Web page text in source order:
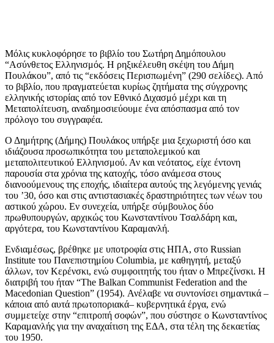
Μόλις κυκλοφόρησε το βιβλίο του Σωτήρη Δημόπουλου
“Ασύνθετος Ελληνισμός. Η ρηξικέλευθη σκέψη του Δήμη
Πουλάκου”, από τις “εκδόσεις Περισπωμένη” (290 σελίδες). Από
το βιβλίο, που πραγματεύεται κυρίως ζητήματα της σύγχρονης
ελληνικής ιστορίας από τον Εθνικό Διχασμό μέχρι και τη
Μεταπολίτευση, αναδημοσιεύουμε ένα απόσπασμα από τον
πρόλογο του συγγραφέα.
Ο Δημήτρης (Δήμης) Πουλάκος υπήρξε μια ξεχωριστή όσο και
ιδιάζουσα προσωπικότητα του μεταπολεμικού και
μεταπολιτευτικού Ελληνισμού. Αν και νεότατος, είχε έντονη
παρουσία στα χρόνια της κατοχής, τόσο ανάμεσα στους
διανοούμενους της εποχής, ιδιαίτερα αυτούς της λεγόμενης γενιάς
του ’30, όσο και στις αντιστασιακές δραστηριότητες των νέων του
αστικού χώρου. Εν συνεχεία, υπήρξε σύμβουλος δύο
πρωθυπουργών, αρχικώς του Κωνσταντίνου Τσαλδάρη και,
αργότερα, του Κωνσταντίνου Καραμανλή.
Ενδιαμέσως, βρέθηκε με υποτροφία στις ΗΠΑ, στο Russian
Institute του Πανεπιστημίου Columbia, με καθηγητή, μεταξύ
άλλων, τον Κερένσκι, ενώ συμφοιτητής του ήταν ο Μπρεζίνσκι. Η
διατριβή του ήταν “The Balkan Communist Federation and the
Macedonian Question” (1954). Ανέλαβε να συντονίσει σημαντικά –
κάποια από αυτά πρωτοποριακά– κυβερνητικά έργα, ενώ
συμμετείχε στην “επιτροπή σοφών”, που σύστησε ο Κωνσταντίνος
Καραμανλής για την αναχαίτιση της ΕΔΑ, στα τέλη της δεκαετίας
του 1950.